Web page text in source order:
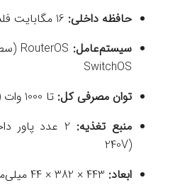
حافظه داخلی:
سیستم‌عامل:
SwitchOS
توان مصرفی کل: تا 1000 وات (با بار کامل PoE)
منبع تغذیه:
240V)
ابعاد: